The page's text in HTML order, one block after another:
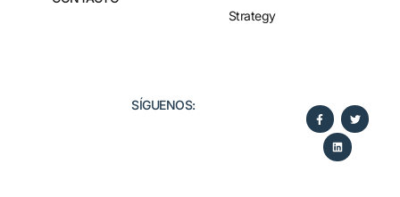
Strategy
SÍGUENOS:​